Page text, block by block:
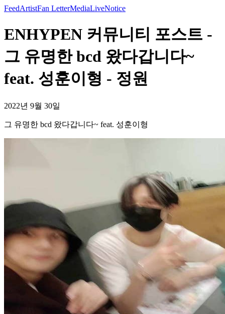
FeedArtistFan LetterMediaLiveNotice
ENHYPEN 커뮤니티 포스트 -
그 유명한 bcd 왔다갑니다~
feat. 성훈이형 - 정원
2022년 9월 30일
그 유명한 bcd 왔다갑니다~ feat. 성훈이형